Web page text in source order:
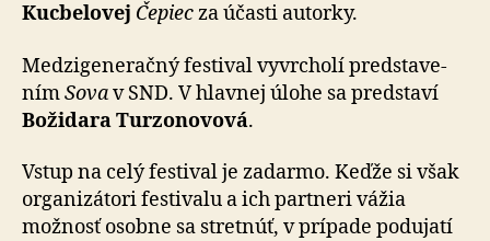
Kucbelovej Čepiecza účasti autorky.
Medzigeneračný festival vyvrcholí pred­sta­ve­
nímSovav SND. V hlavnej úlohe sa pred­staví
Božidara Turzonovová.
Vstup na celý festival je zadarmo. Keďže si však
orga­ni­zá­tori festi­valu a ich partneri vážia
možnosť osobne sa stretnúť, v prí­pade po­du­jatí